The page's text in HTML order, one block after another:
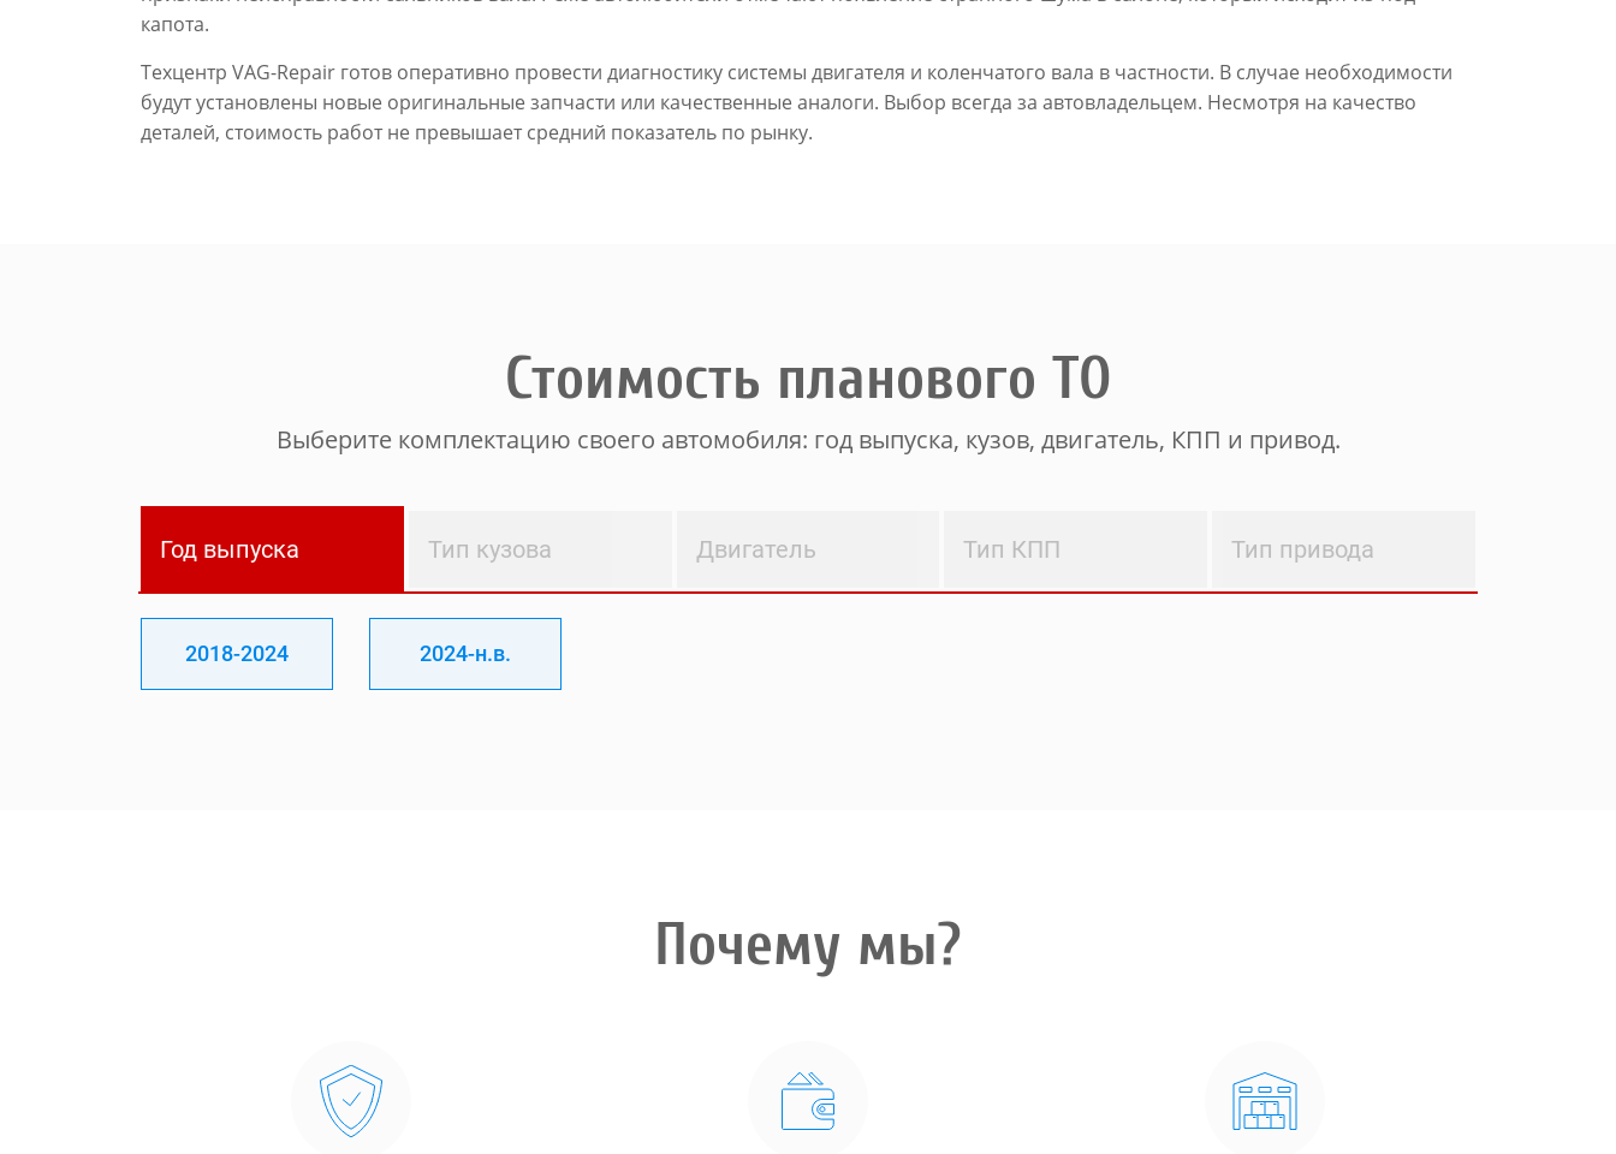
капота.
Техцентр VAG-Repair готов оперативно провести диагностику системы двигателя и коленчатого вала в частности. В случае необходимости
будут установлены новые оригинальные запчасти или качественные аналоги. Выбор всегда за автовладельцем. Несмотря на качество
деталей, стоимость работ не превышает средний показатель по рынку.
Стоимость планового ТО
Выберите комплектацию своего автомобиля: год выпуска, кузов, двигатель, КПП и привод.
Год выпуска Тип кузова Двигатель Тип КПП Тип привода
2018-2024 2024-н.в.
Почему мы?